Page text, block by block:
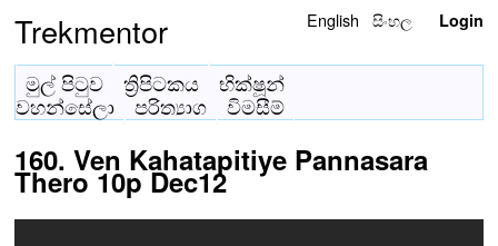
Trekmentor English සිංහල Login
මුල් පිටුව ත්‍රිපිටකය
භික්ෂූන්
වහන්සේලා
පරිත්‍යාග විමසීම්
160. Ven Kahatapitiye Pannasara
Thero 10p Dec12